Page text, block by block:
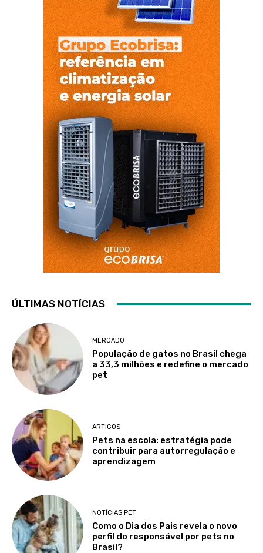
ÚLTIMAS NOTÍCIAS
MERCADO
População de gatos no Brasil chega
a 33,3 milhões e redefine o mercado
pet
ARTIGOS
Pets na escola: estratégia pode
contribuir para autorregulação e
aprendizagem
NOTÍCIAS PET
Como o Dia dos Pais revela o novo
perfil do responsável por pets no
Brasil?